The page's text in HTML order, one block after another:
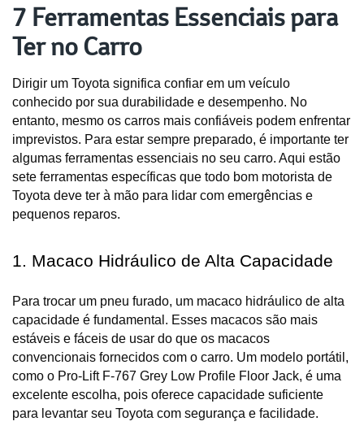
7 Ferramentas Essenciais para
Ter no Carro
Dirigir um Toyota significa confiar em um veículo
conhecido por sua durabilidade e desempenho. No
entanto, mesmo os carros mais confiáveis podem enfrentar
imprevistos. Para estar sempre preparado, é importante ter
algumas ferramentas essenciais no seu carro. Aqui estão
sete ferramentas específicas que todo bom motorista de
Toyota deve ter à mão para lidar com emergências e
pequenos reparos.
1. Macaco Hidráulico de Alta Capacidade
Para trocar um pneu furado, um macaco hidráulico de alta
capacidade é fundamental. Esses macacos são mais
estáveis e fáceis de usar do que os macacos
convencionais fornecidos com o carro. Um modelo portátil,
como o Pro-Lift F-767 Grey Low Profile Floor Jack, é uma
excelente escolha, pois oferece capacidade suficiente
para levantar seu Toyota com segurança e facilidade.